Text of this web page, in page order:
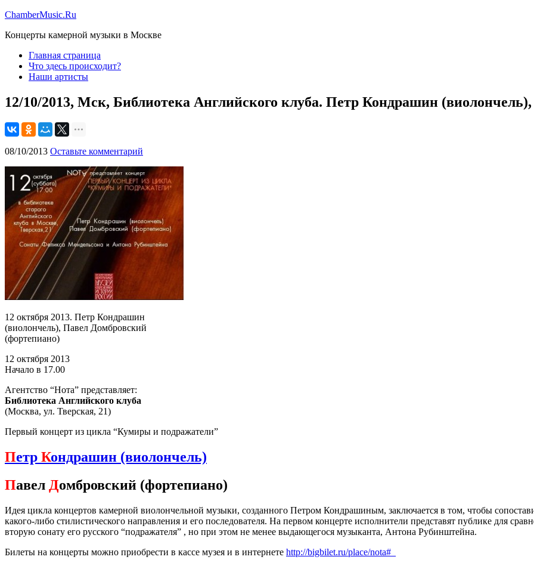
ChamberMusic.Ru
Концерты камерной музыки в Москве
Главная страница
Что здесь происходит?
Наши артисты
12/10/2013, Мск, Библиотека Английского клуба. Петр Кондрашин
08/10/2013 Оставьте комментарий
12 октября 2013. Петр Кондрашин
(виолончель), Павел Домбровский
(фортепиано)
12 октября 2013
Начало в 17.00
Агентство “Нота” представляет:
Библиотека Английского клуба
(Москва, ул. Тверская, 21)
Первый концерт из цикла “Кумиры и подражатели”
Петр Кондрашин (виолончель)
Павел Домбровский (фортепиано)
Идея цикла концертов камерной виолончельной музыки, созданного Петром Кондрашиным, заключается в том, чтобы
какого-либо стилистического направления и его последователя. На первом концерте исполнители представят публике для
вторую сонату его русского “подражателя” , но при этом не менее выдающегося музыканта, Антона Рубинштейна.
Билеты на концерты можно приобрести в кассе музея и в интернете http://bigbilet.ru/place/nota#_